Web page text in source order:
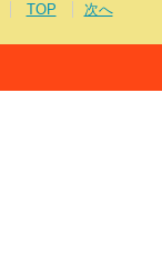
TOP 次へ